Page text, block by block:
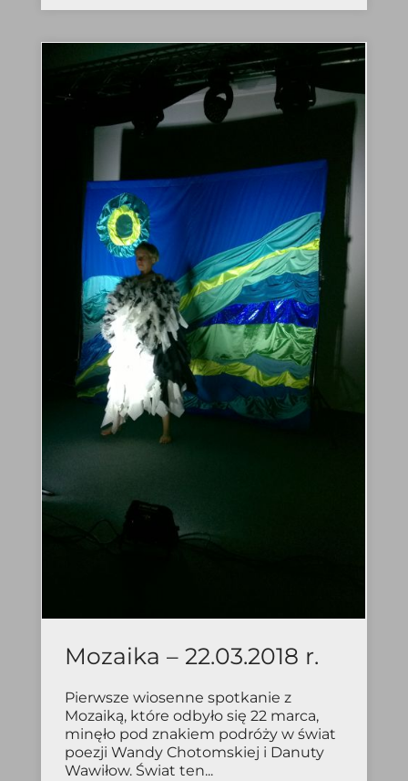
Mozaika – 22.03.2018 r.
Pierwsze wiosenne spotkanie z
Mozaiką, które odbyło się 22 marca,
minęło pod znakiem podróży w świat
poezji Wandy Chotomskiej i Danuty
Wawiłow. Świat ten...